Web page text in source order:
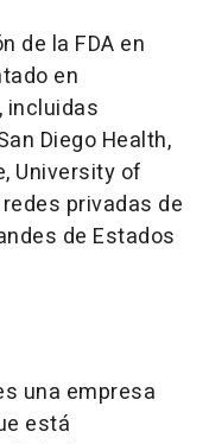
de la FDA en
en
incluidas
Diego Health,
University of
privadas de
de Estados
una empresa
está